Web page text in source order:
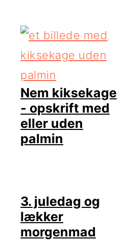
Nem kiksekage
- opskrift med
eller uden
palmin
3. juledag og
lækker
morgenmad